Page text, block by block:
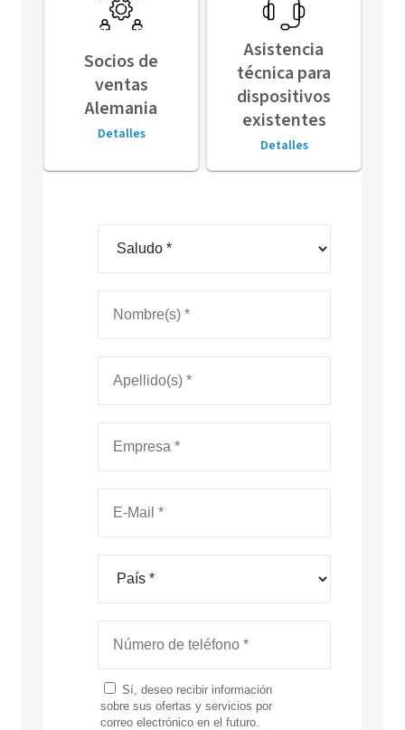
Socios de
ventas
Alemania
Detalles
Asistencia
técnica para
dispositivos
existentes
Detalles